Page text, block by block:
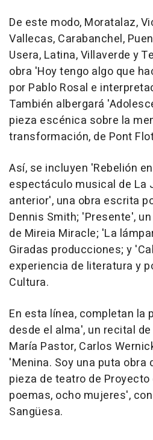
De este modo, Moratalaz,
Vallecas, Carabanchel,
Usera, Latina, Villaverde y
obra 'Hoy tengo algo que
por Pablo Rosal e
También albergará
pieza escénica sobre la
transformación, de Pont
Así, se incluyen 'Rebelión
espectáculo musical de La
anterior', una obra escrita
Dennis Smith; 'Presente',
de Mireia Miracle; 'La
Giradas producciones; y
experiencia de literatura y
Cultura.
En esta línea, completan la
desde el alma', un recital
María Pastor, Carlos
'Menina. Soy una puta obra
pieza de teatro de
poemas, ocho mujeres',
Sangüesa.